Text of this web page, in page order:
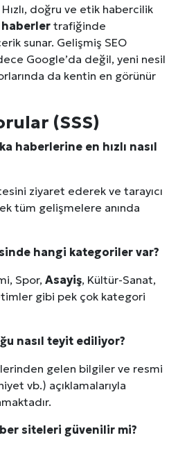
Hızlı, doğru ve etik habercilik
trafiğinde
sunar. Gelişmiş SEO
Google’da değil, yeni nesil
da kentin en görünür
(SSS)
haberlerine en hızlı nasıl
ziyaret ederek ve tarayıcı
tüm gelişmelere anında
hangi kategoriler var?
Spor, Asayiş, Kültür-Sanat,
gibi pek çok kategori
nasıl teyit ediliyor?
gelen bilgiler ve resmi
vb.) açıklamalarıyla
siteleri güvenilir mi?
Hizmeti: Web Sitenizin